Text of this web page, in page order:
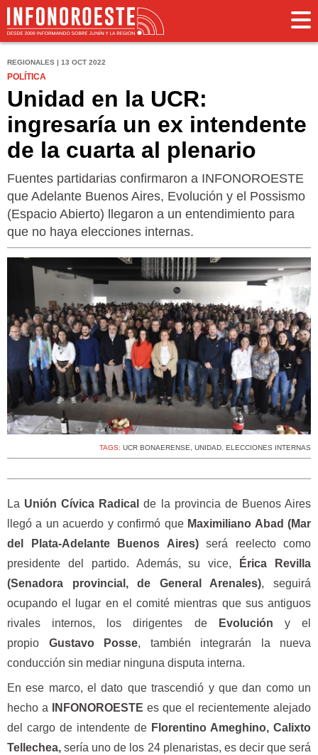
REGIONALES | 13 OCT 2022
POLÍTICA
Unidad en la UCR:
ingresaría un ex intendente
de la cuarta al plenario
Fuentes partidarias confirmaron a INFONOROESTE
que Adelante Buenos Aires, Evolución y el Possismo
(Espacio Abierto) llegaron a un entendimiento para
que no haya elecciones internas.
TAGS: UCR BONAERENSE, UNIDAD, ELECCIONES INTERNAS
La Unión Cívica Radical de la provincia de Buenos Aires
llegó a un acuerdo y confirmó que Maximiliano Abad (Mar
del Plata-Adelante Buenos Aires) será reelecto como
presidente del partido. Además, su vice,
Érica Revilla
(Senadora provincial, de General Arenales), seguirá
ocupando el lugar en el comité mientras que sus antiguos
rivales internos, los dirigentes de
Evolución y el
propio Gustavo Posse, también integrarán la nueva
conducción sin mediar ninguna disputa interna.
En ese marco, el dato que trascendió y que dan como un
hecho a
INFONOROESTE es que el recientemente alejado
del cargo de intendente de Florentino Ameghino, Calixto
Tellechea,sería uno de los 24 plenaristas, es decir que será